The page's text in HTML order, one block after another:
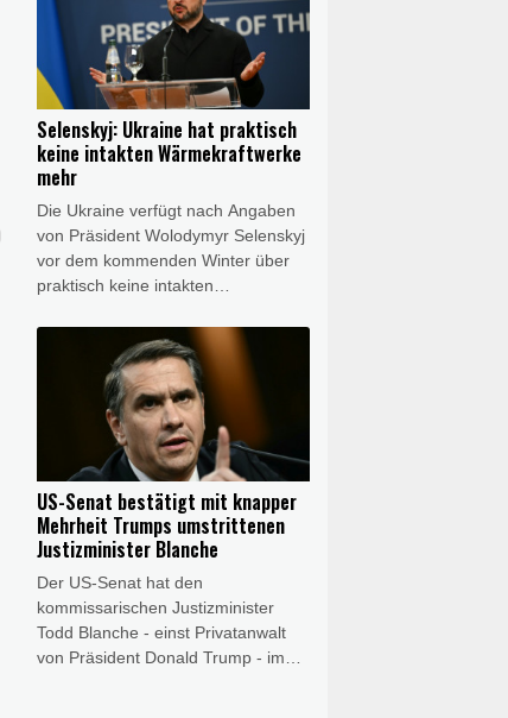
Gerichtshofs, Andras Baka, für das
Amt als Staatschef nominiert habe.
Das Parlament soll demnach am
Dienstag über die Personalie
abstimmen. Die Wahl des Orban-
Kritikers gilt angesichts der
Zweidrittelmehrheit von Tisza in der
Nationalversammlung als sicher.
Selenskyj: Ukraine hat praktisch
keine intakten Wärmekraftwerke
mehr
Die Ukraine verfügt nach Angaben
von Präsident Wolodymyr Selenskyj
vor dem kommenden Winter über
praktisch keine intakten
seien die nahezu täglichen
russischen Angriffe, sagte Selenskyj
am Samstag bei seinem ersten
offiziellen Besuch in Serbien seit
Beginn des Ukraine-Kriegs. Mit dem
serbischen Präsidenten Aleksandar
Vucic habe er in Belgrad über die
"Herausforderungen gesprochen,
vor denen die Ukraine in diesem
Winter stehen wird".
US-Senat bestätigt mit knapper
Mehrheit Trumps umstrittenen
Justizminister Blanche
Der US-Senat hat den
kommissarischen Justizminister
Todd Blanche - einst Privatanwalt
von Präsident Donald Trump - im